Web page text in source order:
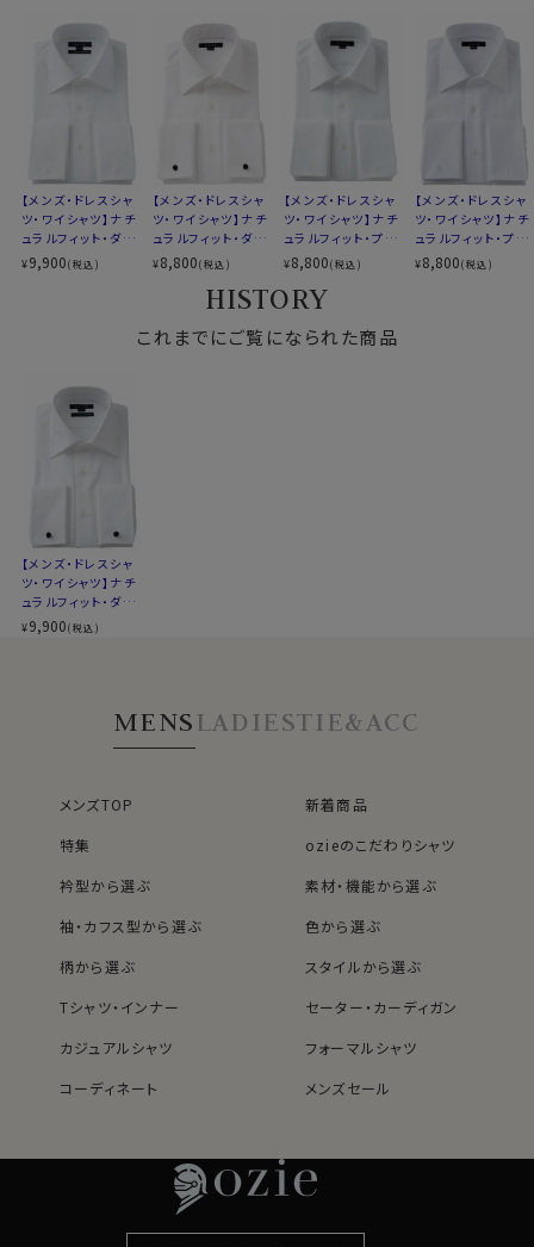
産しました。
●ダブルカフスシャツ
袖口を折り返してカフリンクス（カフスボタン）で留める
カフス型＝ダブルカフス。
ジャケットの袖口から覗く立体感のあるカフスとカフリン
クスが魅せる、こだわりディティールです。
できる、大人の男の数少ないアクセサリーの一つ＝カフリ
ンクス。
ルールはありません。
スーツの色や気分でお好みのカフリンクスに付け替えて、
コーディネイトをよりお楽しみください。
カート部分にて組紐カフリンクスの有無をご選択くださ
ご不要の方は、「不要」
カフスボタンをお持ちでなくてもすぐにご着用いただけま
S-37～LL-43・3L-45･4L-47cm / トールM-88・L-90・
ださい。
21013
キーパー
前立て
後身頃
バックダーツ入り
ダブルカフス
衿高
前3.0cm 後4.6cm
サイズC
S-37～LL-43・3L-45･4L-47cm
トールM-88・L-90・LL-90cm
全１２サイズ
ナチュラルフィット
▼スポット商品につき再入荷はございませんのでご了承
ください
▼ナチュラルフィットとは？
後ろ身頃にダーツを入れて、ウエスト部分をやや絞ったス
タイルです。
つきのないシルエット。
着心地を考え、細いだけのシャツとは一線を画したつくり
になっています。
※43cm（LL）・45cm（3L）・47cm(4L)サイズにおいて
【メンズ・ドレスシャ
ツ・ワイシャツ】ナチ
ュラルフィット・ダブ
ルカフス・プレミアム
コットン120番手双
ドカラー・ポケット無
¥9,900(税込)
【メンズ・ドレスシャ
ツ・ワイシャツ】ナチ
ュラルフィット・ダブ
ルカフス・プレミアム
コットン・オックスフ
ォード・形態安定・ワ
イドカラー
¥8,800(税込)
【メンズ・ドレスシャ
ツ・ワイシャツ】ナチ
ュラルフィット・プレ
ミアムコットン・ダブ
ルカフス・形態安定・
ワイドカラー
¥8,800(税込)
【メンズ・ドレスシャ
ツ・ワイシャツ】ナチ
ュラルフィット・プレ
ミアムコットン・ダブ
ルカフス・形態安定・
¥8,800(税込)
HISTORY
これまでにご覧になられた商品
【メンズ・ドレスシャ
ツ・ワイシャツ】ナチ
ュラルフィット・ダブ
ルカフス・プレミアム
コットン・120番手
¥9,900(税込)
MENSLADIESTIE&ACC
メンズTOP
新着商品
特集
ozieのこだわりシャツ
衿型から選ぶ
素材・機能から選ぶ
袖・カフス型から選ぶ
色から選ぶ
柄から選ぶ
スタイルから選ぶ
Tシャツ・インナー
セーター・カーディガン
カジュアルシャツ
フォーマルシャツ
コーディネート
メンズセール
袖・カフス型から選ぶ
色から選ぶ
柄から選ぶ
カフスボタン
サスペンダー